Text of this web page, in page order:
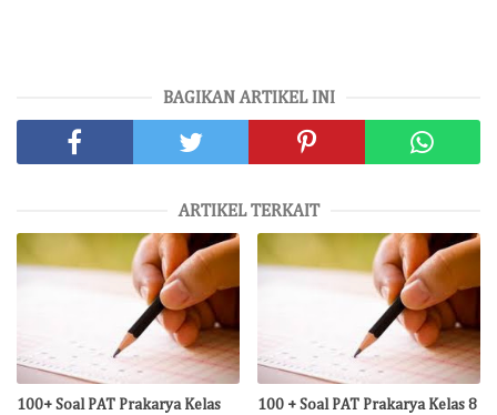
BAGIKAN ARTIKEL INI
ARTIKEL TERKAIT
100+ Soal PAT Prakarya Kelas
100 + Soal PAT Prakarya Kelas 8